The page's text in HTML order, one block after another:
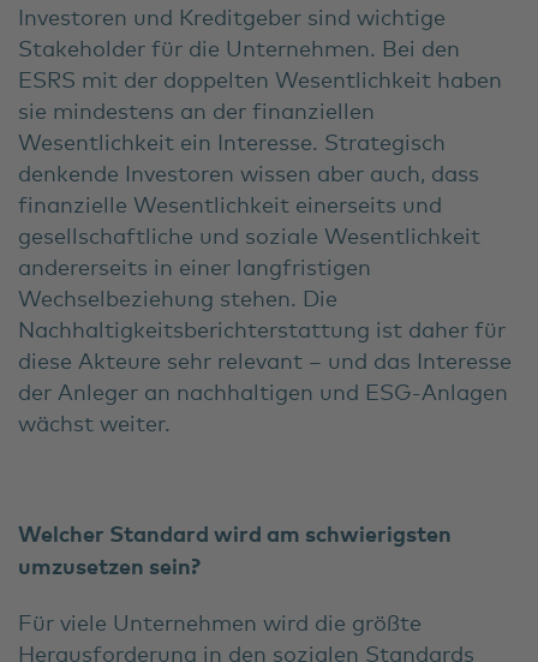
Investoren und Kreditgeber sind wichtige
Stakeholder für die Unternehmen. Bei den
ESRS mit der doppelten Wesentlichkeit haben
sie mindestens an der finanziellen
Wesentlichkeit ein Interesse. Strategisch
denkende Investoren wissen aber auch, dass
finanzielle Wesentlichkeit einerseits und
gesellschaftliche und soziale Wesentlichkeit
andererseits in einer langfristigen
Wechselbeziehung stehen. Die
Nachhaltigkeitsberichterstattung ist daher für
diese Akteure sehr relevant – und das Interesse
der Anleger an nachhaltigen und ESG-Anlagen
wächst weiter.
Welcher Standard wird am schwierigsten
umzusetzen sein?
Für viele Unternehmen wird die größte
Herausforderung in den sozialen Standards